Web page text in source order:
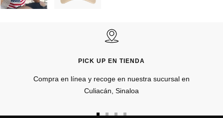
PICK UP EN TIENDA
Compra en línea y recoge en nuestra sucursal en
Culiacán, Sinaloa